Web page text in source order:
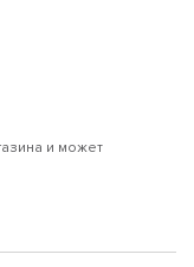
и может